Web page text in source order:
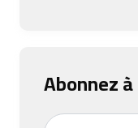
Abonnez